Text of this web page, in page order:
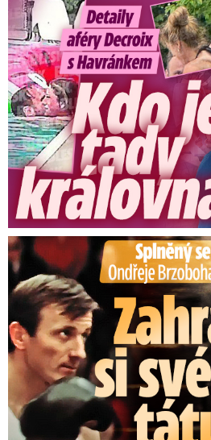
— Tomáš Zdechovský
(@TomasZdechovsky)
2021
Aplikaci Tečka kolem 600
denně , uvedla NAKIT
Aplikace byla spuštěna na
Aplikace čTečka měla
000 stažení.
Problém i s testy?
Jiné technické či
aktualizací opatření
objednávání na testy. Pro
pojišťovny ode dneška
místo dosavadních dvou –
Detaily aféry Decroix s Havránkem:
Splněný sen Ondřeje Brzobohatého: